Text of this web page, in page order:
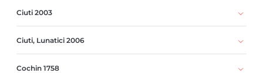
Ciuti 2003
Ciuti, Lunatici 2006
Cochin 1758